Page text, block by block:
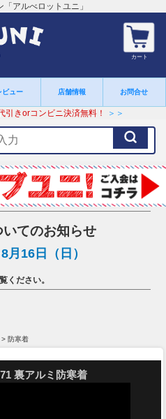
アルべロットユニ」
カート
ビュー 店舗情報 お問合せ
引きorコンビニ決済無料！ ＞＞
てのお知らせ
月16日（日）
ください。
> 防寒着
裏アルミ防寒着